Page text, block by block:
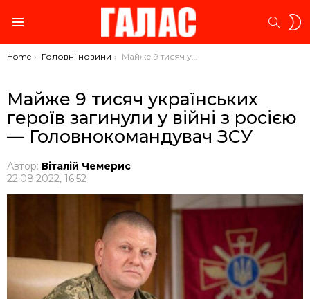
You are here:
Home Головні новини Майже 9 тисяч українських героїв загинули у війні з росією — Головнокомандувач ЗСУ
Майже 9 тисяч українських
героїв загинули у війні з росією
— Головнокомандувач ЗСУ
Автор: Віталій Чемерис
22.08.2022, 16:52